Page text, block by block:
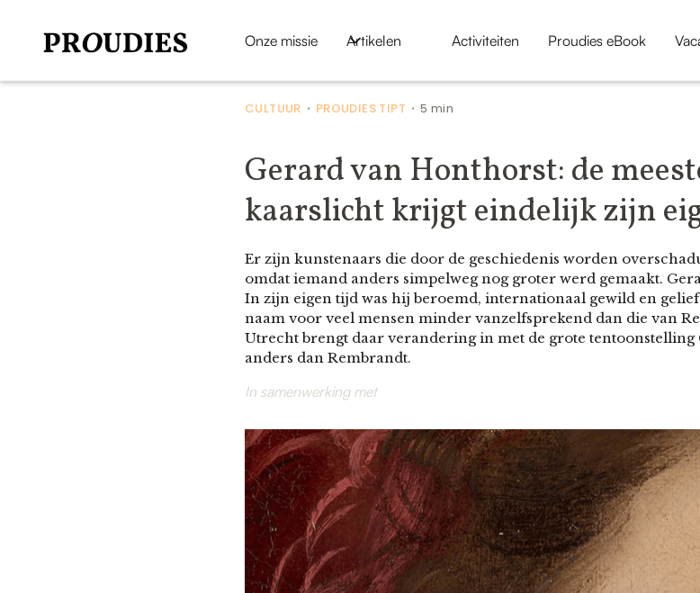
Onze missie Artikelen Activiteiten Proudies eBook
CULTUUR • PROUDIES TIPT •5 min
Gerard van Honthorst: de
kaarslicht krijgt eindelijk zijn
Er zijn kunstenaars die door de geschiedenis worden
omdat iemand anders simpelweg nog groter werd gemaakt.
In zijn eigen tijd was hij beroemd, internationaal gewild en
naam voor veel mensen minder vanzelfsprekend dan die van
Utrecht brengt daar verandering in met de grote
anders dan Rembrandt.
In samenwerking met